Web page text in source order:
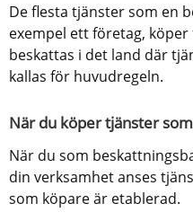
De flesta tjänster som en
exempel ett företag,
beskattas i det land där
kallas för huvudregeln.
När du köper tjänster
När du som
din verksamhet anses
som köpare är etablerad.